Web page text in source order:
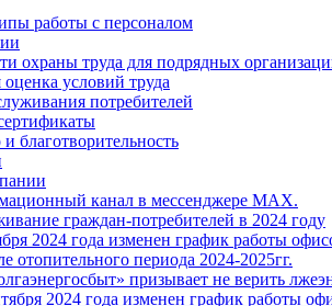
работы с персоналом
охраны труда для подрядных
условий труда
потребителей
благотворительность
канал в мессенджере MAX.
граждан-потребителей в 2024 году
2024 года изменен график работы
отопительного периода 2024-2025гг.
призывает не верить
2024 года изменен график работы